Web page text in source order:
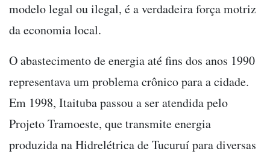
modelo legal ou ilegal, é a verdadeira força motriz
da economia local.
O abastecimento de energia até fins dos anos 1990
representava um problema crônico para a cidade.
Em 1998, Itaituba passou a ser atendida pelo
Projeto Tramoeste, que transmite energia
produzida na Hidrelétrica de Tucuruí para diversas